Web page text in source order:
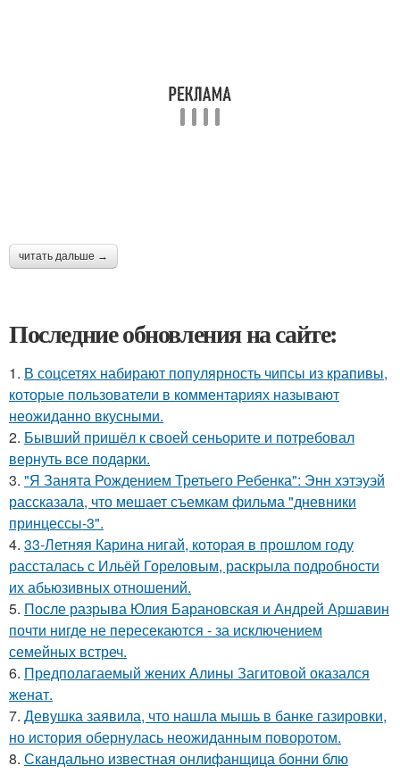
читать дальше →
Последние обновления на сайте:
1. В соцсетях набирают популярность чипсы из крапивы,
которые пользователи в комментариях называют
неожиданно вкусными.
2. Бывший пришёл к своей сеньорите и потребовал
вернуть все подарки.
3. "Я Занята Рождением Третьего Ребенка": Энн хэтэуэй
рассказала, что мешает съемкам фильма "дневники
принцессы-3".
4. 33-Летняя Карина нигай, которая в прошлом году
рассталась с Ильёй Гореловым, раскрыла подробности
их абьюзивных отношений.
5. После разрыва Юлия Барановская и Андрей Аршавин
почти нигде не пересекаются - за исключением
семейных встреч.
6. Предполагаемый жених Алины Загитовой оказался
женат.
7. Девушка заявила, что нашла мышь в банке газировки,
но история обернулась неожиданным поворотом.
8. Скандально известная онлифанщица бонни блю